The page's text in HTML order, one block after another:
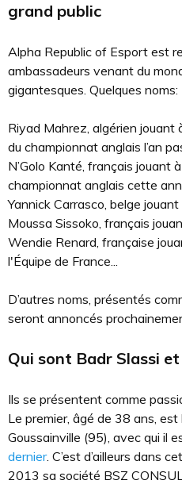
grand public
Alpha Republic of Esport est
ambassadeurs venant du
gigantesques. Quelques noms:
Riyad Mahrez, algérien jouant
du championnat anglais l’an
N’Golo Kanté, français jouant
championnat anglais cette
Yannick Carrasco, belge
Moussa Sissoko, français
Wendie Renard, française
l'Équipe de France...
D’autres noms, présentés
seront annoncés
Qui sont Badr Slassi
Ils se présentent comme
Le premier, âgé de 38 ans, est
Goussainville (95), avec qui il
dernier. C’est d’ailleurs dans
2013 sa société BSZ